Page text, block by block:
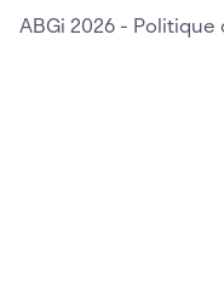
ABGi 2026 - Politique